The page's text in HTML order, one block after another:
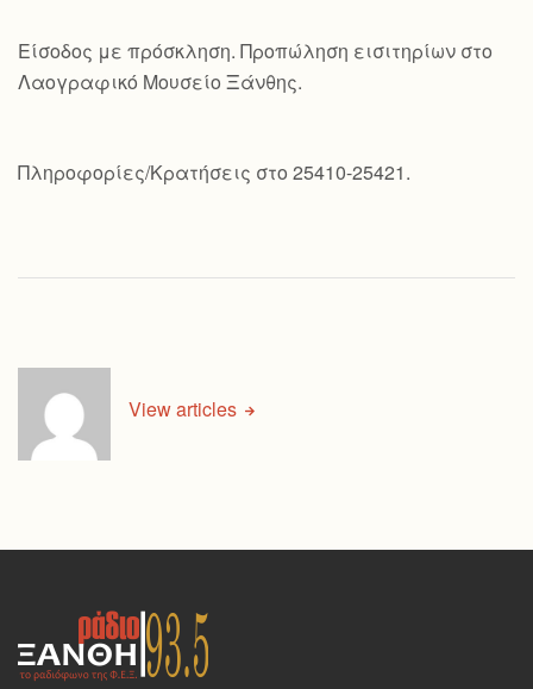
Είσοδος με πρόσκληση. Προπώληση εισιτηρίων στο
Λαογραφικό Μουσείο Ξάνθης.
Πληροφορίες/Κρατήσεις στο 25410-25421.
View articles